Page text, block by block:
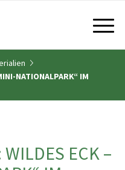
NATIONALPARK“ IM
ECK –